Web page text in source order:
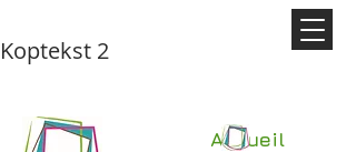
Koptekst 2
Accueil